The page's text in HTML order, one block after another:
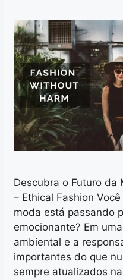
Descubra o Futuro da
– Ethical Fashion
moda está passando
emocionante? Em
ambiental e a
importantes do que
sempre atualizados